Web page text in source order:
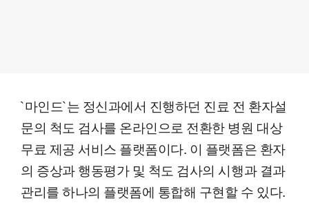
`마인드`는 정신과에서 진행하던 진료 전 환자설
문의 척도 검사를 온라인으로 전환한 병원 대상
무료 제공 서비스 플랫폼이다. 이 플랫폼은 환자
의 증상과 행동평가 및 척도 검사의 시행과 결과
관리를 하나의 플랫폼에 통합해 구현할 수 있다.